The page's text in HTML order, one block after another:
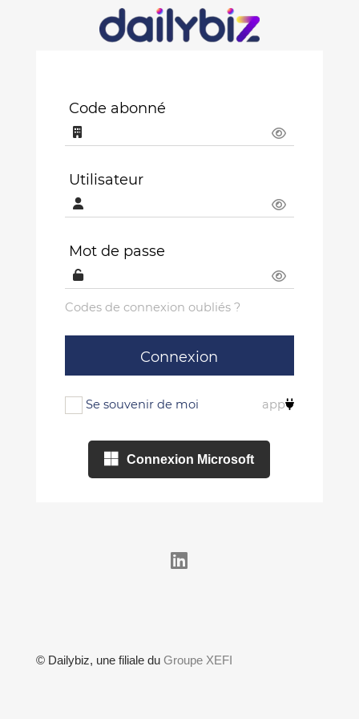
Code abonné
Utilisateur
Mot de passe
Codes de connexion oubliés ?
Connexion
Se souvenir de moi app
Connexion Microsoft
© Dailybiz, une filiale du Groupe XEFI